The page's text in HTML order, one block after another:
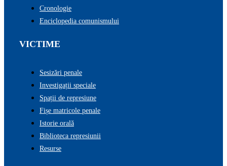
Cronologie
Enciclopedia comunismului
VICTIME
Sesizări penale
Investigații speciale
Spații de represiune
Fișe matricole penale
Istorie orală
Biblioteca represiunii
Resurse